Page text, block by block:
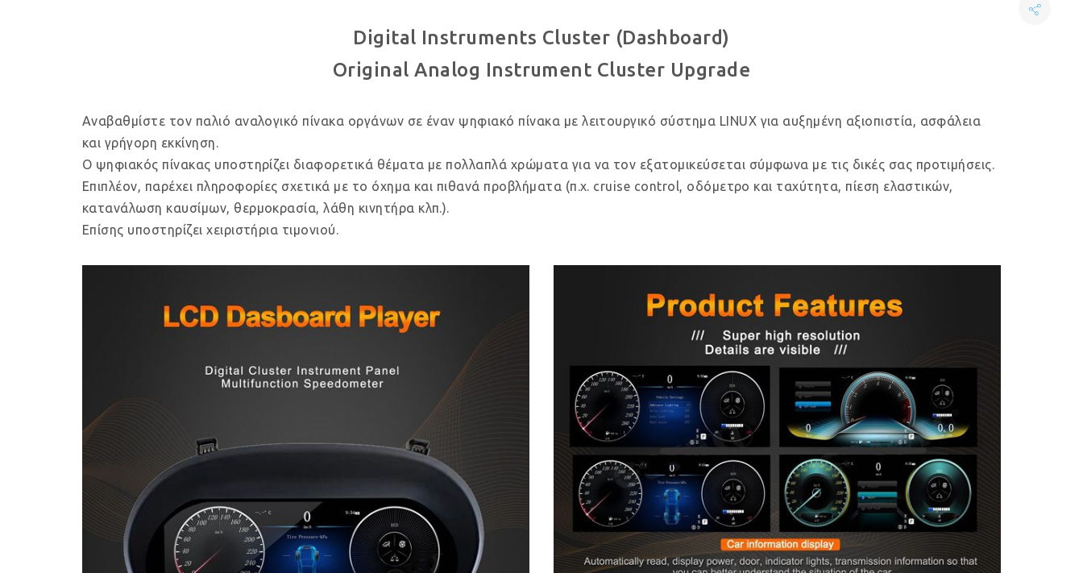
Digital Instruments Cluster (Dashboard)
Original Analog Instrument Cluster Upgrade
Αναβαθμίστε τον παλιό αναλογικό πίνακα οργάνων σε έναν ψηφιακό πίνακα με λειτουργικό σύστημα LINUX για αυξημένη αξιοπιστία, ασφάλεια
και γρήγορη εκκίνηση.
Ο ψηφιακός πίνακας υποστηρίζει διαφορετικά θέματα με πολλαπλά χρώματα για να τον εξατομικεύσεται σύμφωνα με τις δικές σας προτιμήσεις.
Επιπλέον, παρέχει πληροφορίες σχετικά με το όχημα και πιθανά προβλήματα (π.χ. cruise control, οδόμετρο και ταχύτητα, πίεση ελαστικών,
κατανάλωση καυσίμων, θερμοκρασία, λάθη κινητήρα κλπ.).
Επίσης υποστηρίζει χειριστήρια τιμονιού.